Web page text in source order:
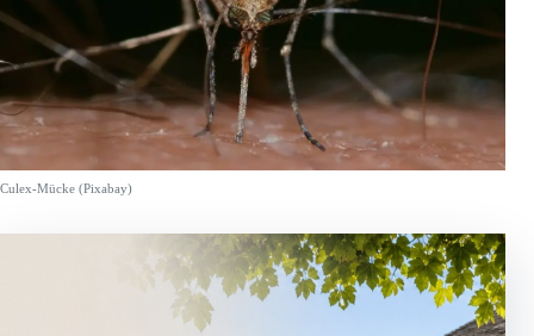
Culex-Mücke (Pixabay)